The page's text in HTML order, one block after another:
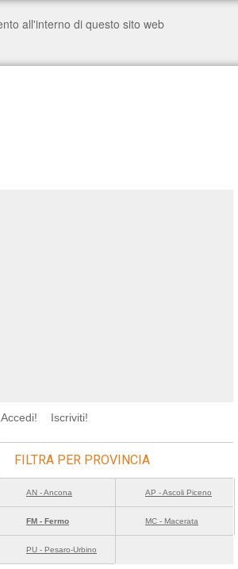
Accedi! Iscriviti!
FILTRA PER PROVINCIA
AN - Ancona AP - Ascoli Piceno
FM - Fermo MC - Macerata
PU - Pesaro-Urbino